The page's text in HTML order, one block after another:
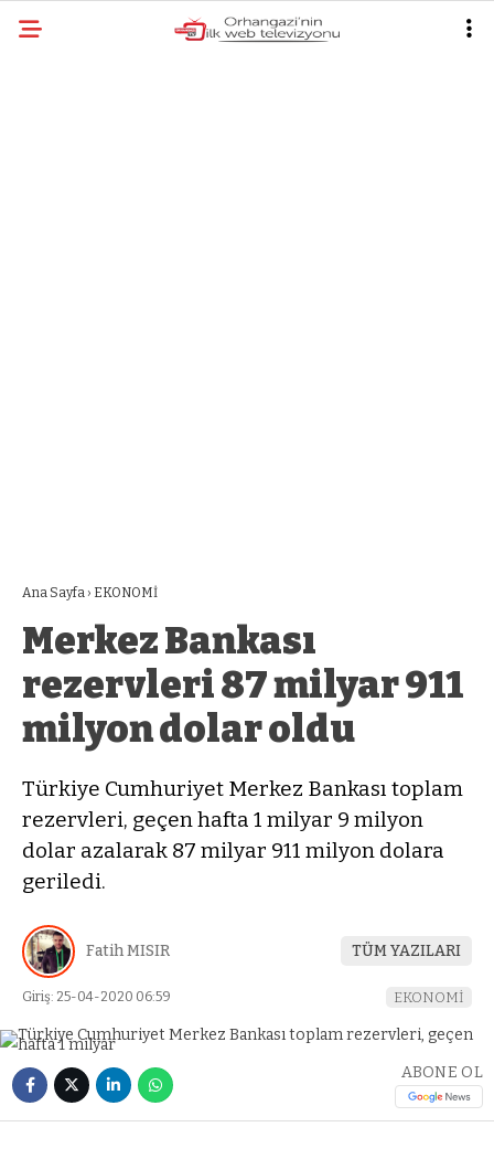
Ana Sayfa › EKONOMİ
Merkez Bankası
rezervleri 87 milyar 911
milyon dolar oldu
Türkiye Cumhuriyet Merkez Bankası toplam
rezervleri, geçen hafta 1 milyar 9 milyon
dolar azalarak 87 milyar 911 milyon dolara
geriledi.
Fatih MISIR TÜM YAZILARI
Giriş: 25-04-2020 06:59 EKONOMİ
ABONE OL